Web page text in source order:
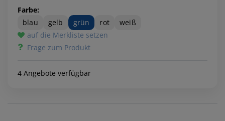
Farbe:
blau
gelb grün rot
weiß
auf die Merkliste setzen
Frage zum Produkt
4 Angebote verfügbar